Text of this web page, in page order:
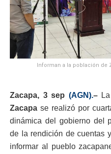
Informan a la población de
Zacapa, 3 sep (AGN).–La
Zacapa se realizó por
dinámica del gobierno del
de la rendición de cuentas
informar al pueblo